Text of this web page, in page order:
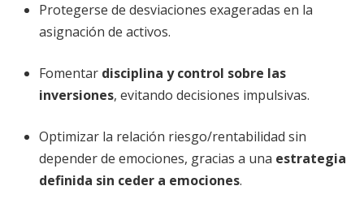
Protegerse de desviaciones exageradas en la
asignación de activos.
Fomentar disciplina y control sobre las
inversiones, evitando decisiones impulsivas.
Optimizar la relación riesgo/rentabilidad sin
depender de emociones, gracias a una estrategia
definida sin ceder a emociones.